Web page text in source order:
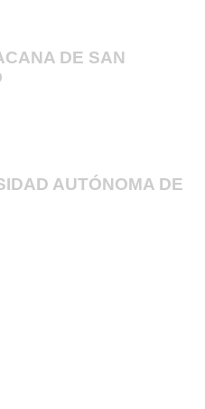
DE SAN
AUTÓNOMA DE